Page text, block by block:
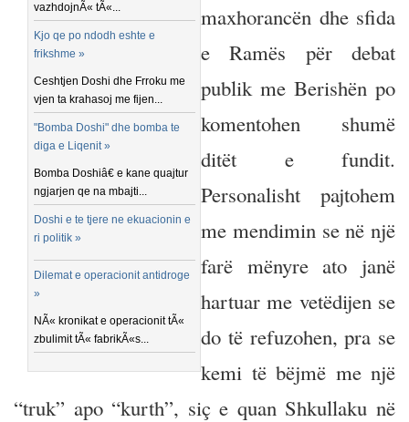
vazhdojnÃ« tÃ«...
Kjo qe po ndodh eshte e
frikshme »
Ceshtjen Doshi dhe Frroku me
vjen ta krahasoj me fijen...
"Bomba Doshi" dhe bomba te
diga e Liqenit »
Bomba Doshiâ€ e kane quajtur
ngjarjen qe na mbajti...
Doshi e te tjere ne ekuacionin e
ri politik »
Dilemat e operacionit antidroge
»
NÃ« kronikat e operacionit tÃ«
zbulimit tÃ« fabrikÃ«s...
maxhorancën dhe sfida
e Ramës për debat
publik me Berishën po
komentohen shumë
ditët e fundit.
Personalisht pajtohem
me mendimin se në një
farë mënyre ato janë
hartuar me vetëdijen se
do të refuzohen, pra se
kemi të bëjmë me një
“truk” apo “kurth”, siç e quan Shkullaku në